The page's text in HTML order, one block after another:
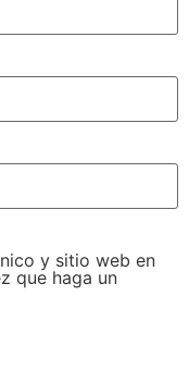
y sitio web en
que haga un